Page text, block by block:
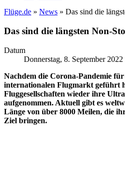
Flüge.de » News » Das sind die
Das sind die längsten Non-
Datum
Donnerstag, 8. September 2022
Nachdem die Corona-Pandemie
internationalen Flugmarkt geführt
Fluggesellschaften wieder ihre
aufgenommen. Aktuell gibt es
Länge von über 8000 Meilen, die
Ziel bringen.